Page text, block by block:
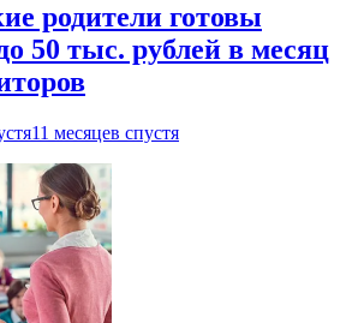
родители готовы
50 тыс. рублей в месяц
11 месяцев спустя